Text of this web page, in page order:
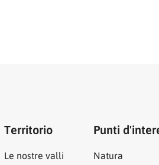
Territorio
Le nostre valli
Punti
Natura